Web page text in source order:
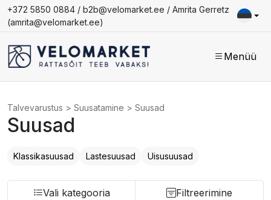
+372 5850 0884 / b2b@velomarket.ee / Amrita Gerretz
(amrita@velomarket.ee)
Menüü
Talvevarustus > Suusatamine > Suusad
Suusad
Klassikasuusad Lastesuusad Uisusuusad
Vali kategooria Filtreerimine